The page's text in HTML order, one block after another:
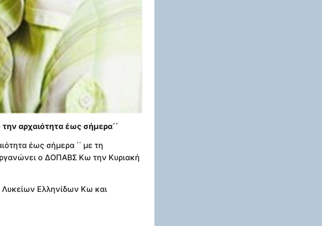
αρχαιότητα έως σήμερα΄΄
έως σήμερα ΄΄ με τη
ο ΔΟΠΑΒΣ Κω την Κυριακή
Λυκείων Ελληνίδων Κω και